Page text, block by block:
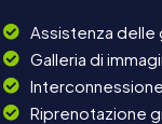
Assistenza delle
Galleria di
Riprenotazione